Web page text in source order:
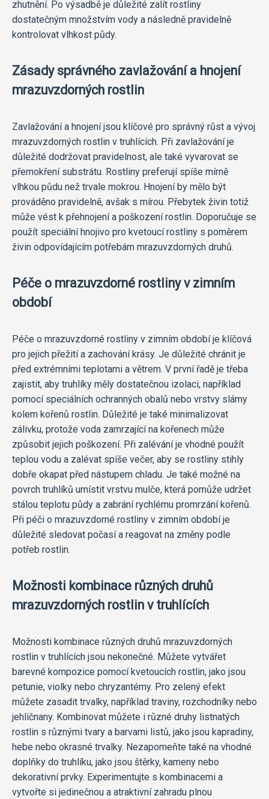
zhutnění. Po výsadbě je důležité zalít rostliny
dostatečným množstvím vody a následně pravidelně
kontrolovat vlhkost půdy.
Zásady správného zavlažování a hnojení
mrazuvzdorných rostlin
Zavlažování a hnojení jsou klíčové pro správný růst a vývoj
mrazuvzdorných rostlin v truhlících. Při zavlažování je
důležité dodržovat pravidelnost, ale také vyvarovat se
přemokření substrátu. Rostliny preferují spíše mírně
vlhkou půdu než trvale mokrou. Hnojení by mělo být
prováděno pravidelně, avšak s mírou. Přebytek živin totiž
může vést k přehnojení a poškození rostlin. Doporučuje se
použít speciální hnojivo pro kvetoucí rostliny s poměrem
živin odpovídajícím potřebám mrazuvzdorných druhů.
Péče o mrazuvzdorné rostliny v zimním
období
Péče o mrazuvzdorné rostliny v zimním období je klíčová
pro jejich přežití a zachování krásy. Je důležité chránit je
před extrémními teplotami a větrem. V první řadě je třeba
zajistit, aby truhlíky měly dostatečnou izolaci, například
pomocí speciálních ochranných obalů nebo vrstvy slámy
kolem kořenů rostlin. Důležité je také minimalizovat
zálivku, protože voda zamrzající na kořenech může
způsobit jejich poškození. Při zalévání je vhodné použít
teplou vodu a zalévat spíše večer, aby se rostliny stihly
dobře okapat před nástupem chladu. Je také možné na
povrch truhlíků umístit vrstvu mulče, která pomůže udržet
stálou teplotu půdy a zabrání rychlému promrzání kořenů.
Při péči o mrazuvzdorné rostliny v zimním období je
důležité sledovat počasí a reagovat na změny podle
potřeb rostlin.
Možnosti kombinace různých druhů
mrazuvzdorných rostlin v truhlících
Možnosti kombinace různých druhů mrazuvzdorných
rostlin v truhlících jsou nekonečné. Můžete vytvářet
barevné kompozice pomocí kvetoucích rostlin, jako jsou
petunie, violky nebo chryzantémy. Pro zelený efekt
můžete zasadit trvalky, například traviny, rozchodníky nebo
jehličnany. Kombinovat můžete i různé druhy listnatých
rostlin s různými tvary a barvami listů, jako jsou kapradiny,
hebe nebo okrasné trvalky. Nezapomeňte také na vhodné
doplňky do truhlíku, jako jsou štěrky, kameny nebo
dekorativní prvky. Experimentujte s kombinacemi a
vytvořte si jedinečnou a atraktivní zahradu plnou